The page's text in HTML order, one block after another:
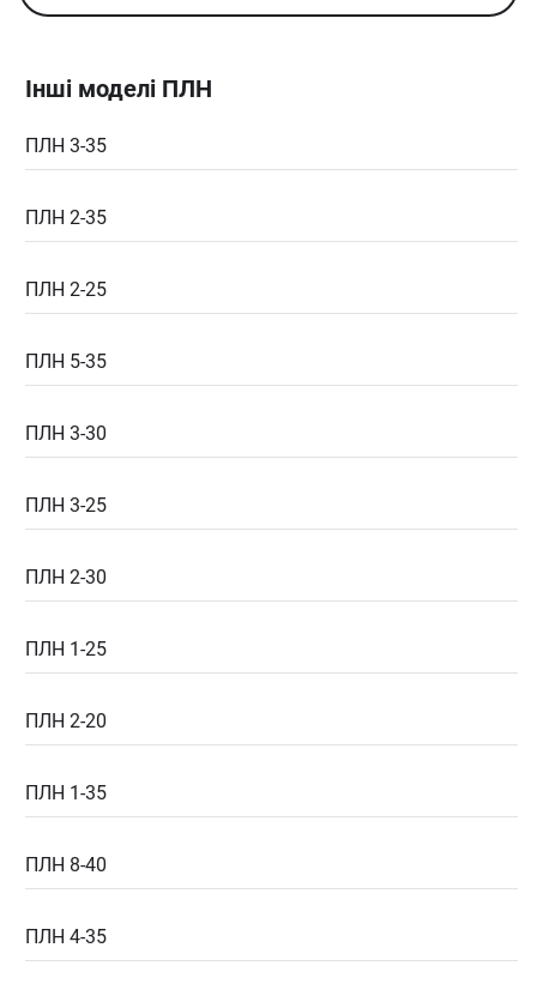
Інші моделі ПЛН
ПЛН 3-35
ПЛН 2-35
ПЛН 2-25
ПЛН 5-35
ПЛН 3-30
ПЛН 3-25
ПЛН 2-30
ПЛН 1-25
ПЛН 2-20
ПЛН 1-35
ПЛН 8-40
ПЛН 4-35